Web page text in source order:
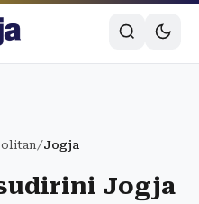
/Jogja
Jogja